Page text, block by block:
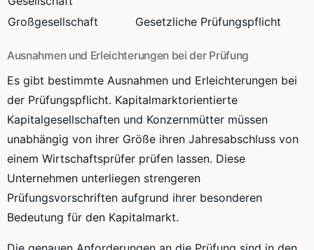
Großgesellschaft
Gesetzliche Prüfungspflicht
Ausnahmen und Erleichterungen bei der Prüfung
Es gibt bestimmte Ausnahmen und Erleichterungen bei
der Prüfungspflicht. Kapitalmarktorientierte
Kapitalgesellschaften und Konzernmütter müssen
unabhängig von ihrer Größe ihren Jahresabschluss von
einem Wirtschaftsprüfer prüfen lassen. Diese
Unternehmen unterliegen strengeren
Prüfungsvorschriften aufgrund ihrer besonderen
Bedeutung für den Kapitalmarkt.